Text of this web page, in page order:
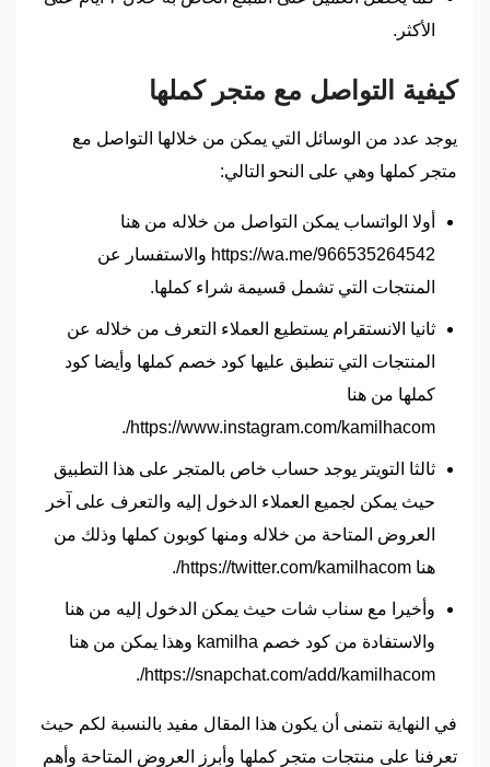
الأكثر.
كيفية التواصل مع متجر كملها
يوجد عدد من الوسائل التي يمكن من خلالها التواصل مع
متجر كملها وهي على النحو التالي:
أولا الواتساب يمكن التواصل من خلاله من هنا
https://wa.me/966535264542 والاستفسار عن
المنتجات التي تشمل قسيمة شراء كملها.
ثانيا الانستقرام يستطيع العملاء التعرف من خلاله عن
المنتجات التي تنطبق عليها كود خصم كملها وأيضا كود
كملها من هنا
https://www.instagram.com/kamilhacom/.
ثالثا التويتر يوجد حساب خاص بالمتجر على هذا التطبيق
حيث يمكن لجميع العملاء الدخول إليه والتعرف على آخر
العروض المتاحة من خلاله ومنها كوبون كملها وذلك من
هنا https://twitter.com/kamilhacom/.
وأخيرا مع سناب شات حيث يمكن الدخول إليه من هنا
والاستفادة من كود خصم kamilha وهذا يمكن من هنا
https://snapchat.com/add/kamilhacom/.
في النهاية نتمنى أن يكون هذا المقال مفيد بالنسبة لكم حيث
تعرفنا على منتجات متجر كملها وأبرز العروض المتاحة وأهم